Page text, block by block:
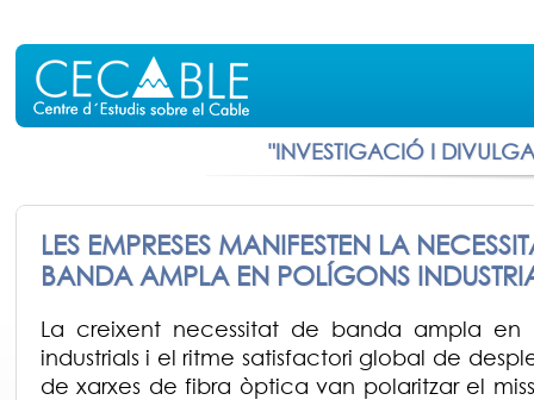
"INVESTIGACIÓ I
LES EMPRESES MANIFESTEN LA
BANDA AMPLA EN POLÍGONS
La creixent necessitat de banda ampla en
industrials i el ritme satisfactori global de
de xarxes de fibra òptica van polaritzar el